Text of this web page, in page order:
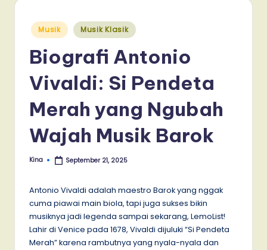
Posted
in
Musik Musik Klasik
Biografi Antonio
Vivaldi: Si Pendeta
Merah yang Ngubah
Wajah Musik Barok
Posted
Kina September 21, 2025
Antonio Vivaldi adalah maestro Barok yang nggak
cuma piawai main biola, tapi juga sukses bikin
musiknya jadi legenda sampai sekarang, LemoList!
Lahir di Venice pada 1678, Vivaldi dijuluki “Si Pendeta
Merah” karena rambutnya yang nyala-nyala dan